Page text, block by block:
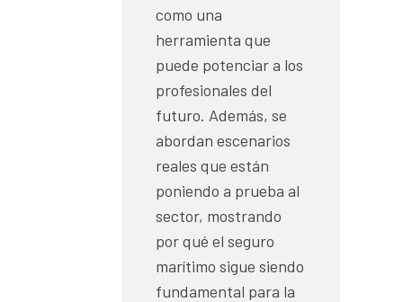
como una
herramienta que
puede potenciar a los
profesionales del
futuro. Además, se
abordan escenarios
reales que están
poniendo a prueba al
sector, mostrando
por qué el seguro
marítimo sigue siendo
fundamental para la